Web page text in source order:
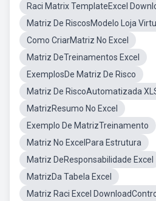
Raci Matrix TemplateExcel
Matriz De RiscosModelo Loja
Como CriarMatriz No Excel
Matriz DeTreinamentos Excel
ExemplosDe Matriz De Risco
Matriz De RiscoAutomatizada
MatrizResumo No Excel
Exemplo De MatrizTreinamento
Matriz No ExcelPara Estrutura
Matriz DeResponsabilidade Excel
MatrizDa Tabela Excel
Matriz Raci Excel